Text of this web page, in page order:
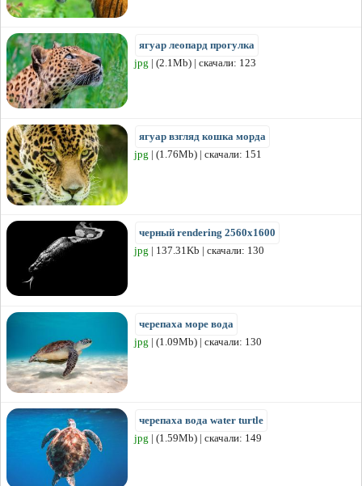
ягуар леопард прогулка
jpg | (2.1Mb) | скачали: 123
ягуар взгляд кошка морда
jpg | (1.76Mb) | скачали: 151
черный rendering 2560x1600
jpg | 137.31Kb | скачали: 130
черепаха море вода
jpg | (1.09Mb) | скачали: 130
черепаха вода water turtle
jpg | (1.59Mb) | скачали: 149